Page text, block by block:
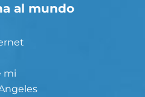
al mundo
mi